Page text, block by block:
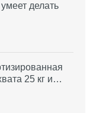
делать
25 кг и…